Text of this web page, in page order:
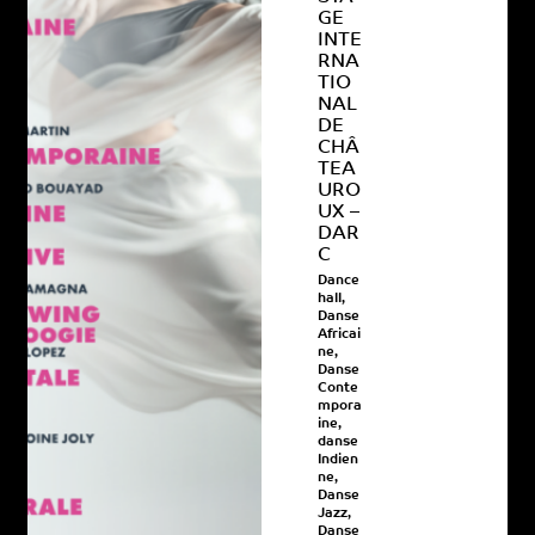
GE
INTE
RNA
TIO
NAL
DE
CHÂ
TEA
URO
UX –
DAR
C
Dance
hall,
Danse
Africai
ne,
Danse
Conte
mpora
ine,
danse
Indien
ne,
Danse
Jazz,
Danse